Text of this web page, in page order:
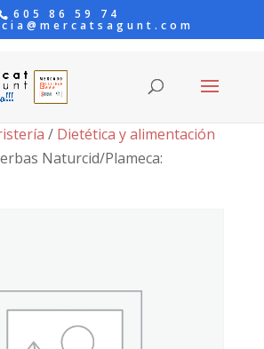
605 86 59 74
/ Dietética y alimentación
Naturcid/Plameca: